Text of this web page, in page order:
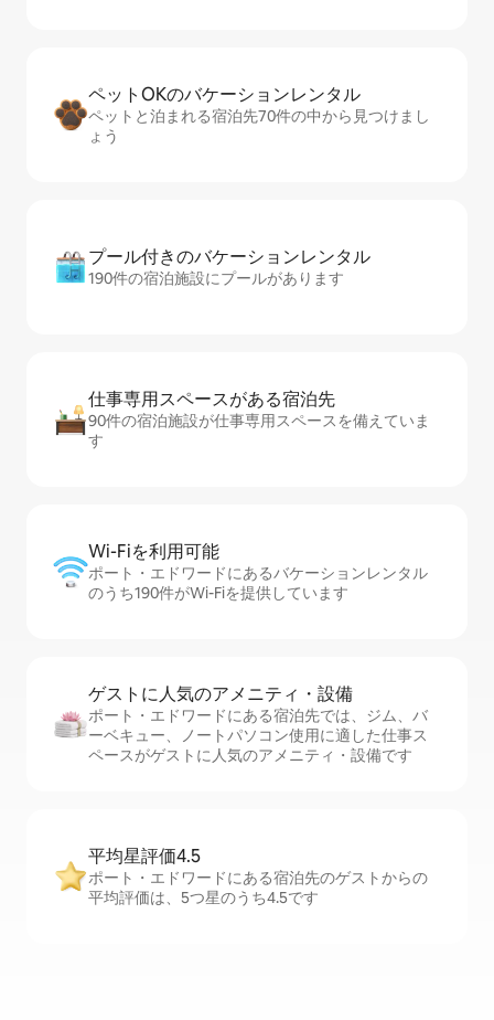
ペットOKのバ⁠ケ⁠ー⁠シ⁠ョ⁠ンレ⁠ン⁠タ⁠ル
ペットと泊まれる宿泊先70件の中から見つけまし
ょう
プール付きのバ⁠ケ⁠ー⁠シ⁠ョ⁠ンレ⁠ン⁠タ⁠ル
190件の宿泊施設にプールがあります
仕事専用ス⁠ペ⁠ー⁠スがあ⁠る宿⁠泊⁠先
90件の宿泊施設が仕事専用スペースを備えていま
す
Wi-Fiを利⁠用⁠可⁠能
ポート・エドワードにあるバケーションレンタル
のうち190件がWi-Fiを提供しています
ゲストに人⁠気⁠のア⁠メ⁠ニ⁠テ⁠ィ・設⁠備
ポート・エドワードにある宿泊先では、ジム、バ
ーベキュー、ノートパソコン使用に適した仕事ス
ペースがゲストに人気のアメニティ・設備です
平均星評価4.5
ポート・エドワードにある宿泊先のゲストからの
平均評価は、5つ星のうち4.5です